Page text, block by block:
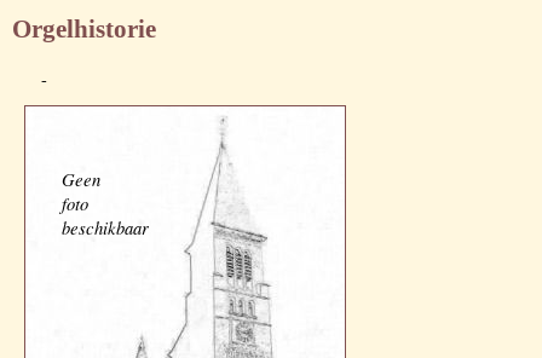
Orgelhistorie
-
Geen
foto
beschikbaar